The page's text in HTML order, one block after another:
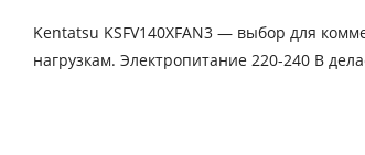
Kentatsu KSFV140XFAN3 — выбор для
нагрузкам. Электропитание 220-240 В